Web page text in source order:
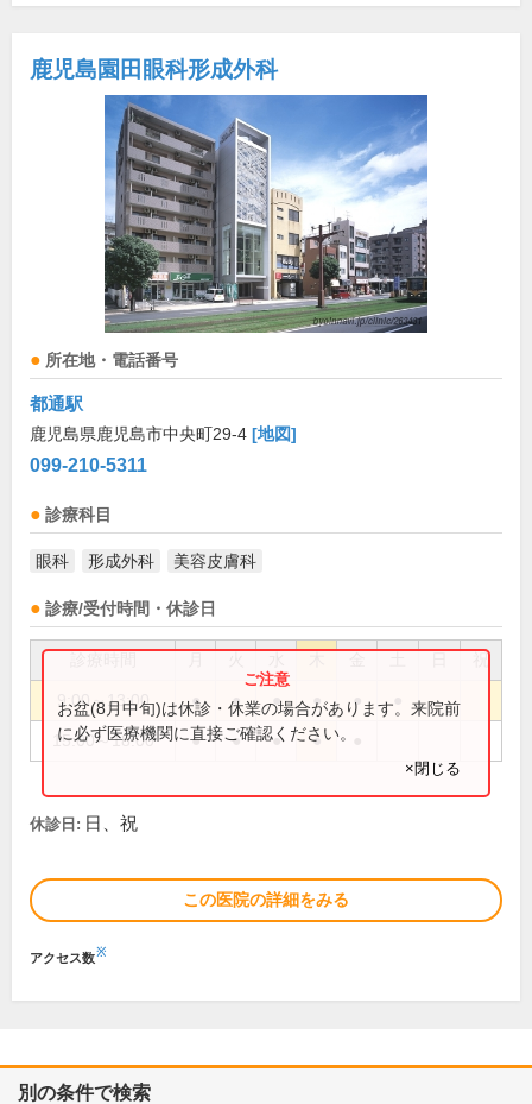
鹿児島園田眼科形成外科
所在地・電話番号
都通駅
鹿児島県鹿児島市中央町29-4 [地図]
099-210-5311
診療科目
眼科 形成外科 美容皮膚科
診療/受付時間・休診日
祝
9:00～13:00 ● ● ● ● ●
15:00～18:00 ● ● ● ●
お盆(8月中旬)は休診・休業の場合があります。来院前
に必ず医療機関に直接ご確認ください。
×閉じる
休診日: 日、祝
この医院の詳細をみる
アクセス数※
別の条件で検索